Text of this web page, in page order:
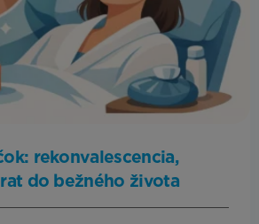
rekonvalescencia,
do bežného života